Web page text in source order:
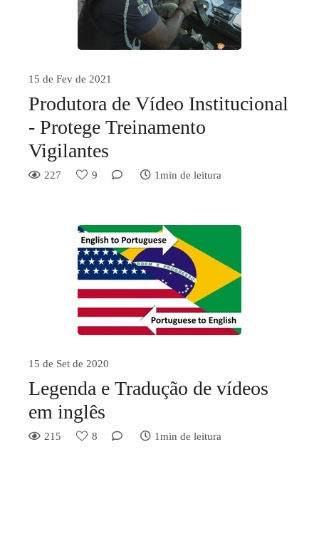
15 de Fev de 2021
Produtora de Vídeo Institucional
- Protege Treinamento
Vigilantes
227 9 1min de leitura
15 de Set de 2020
Legenda e Tradução de vídeos
em inglês
215 8 1min de leitura